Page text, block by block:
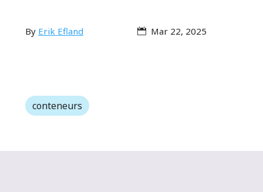
By Erik Efland Mar 22, 2025
conteneurs